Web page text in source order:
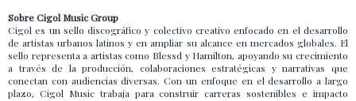
Sobre Cigol Music Group
Cigol es un sello discográfico y colectivo creativo enfocado en el desarrollo
de artistas urbanos latinos y en ampliar su alcance en mercados globales. El
sello representa a artistas como Blessd y Hamilton, apoyando su crecimiento
a través de la producción, colaboraciones estratégicas y narrativas que
conectan con audiencias diversas. Con un enfoque en el desarrollo a largo
plazo, Cigol Music trabaja para construir carreras sostenibles e impacto